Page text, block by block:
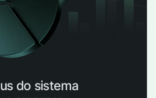
do sistema